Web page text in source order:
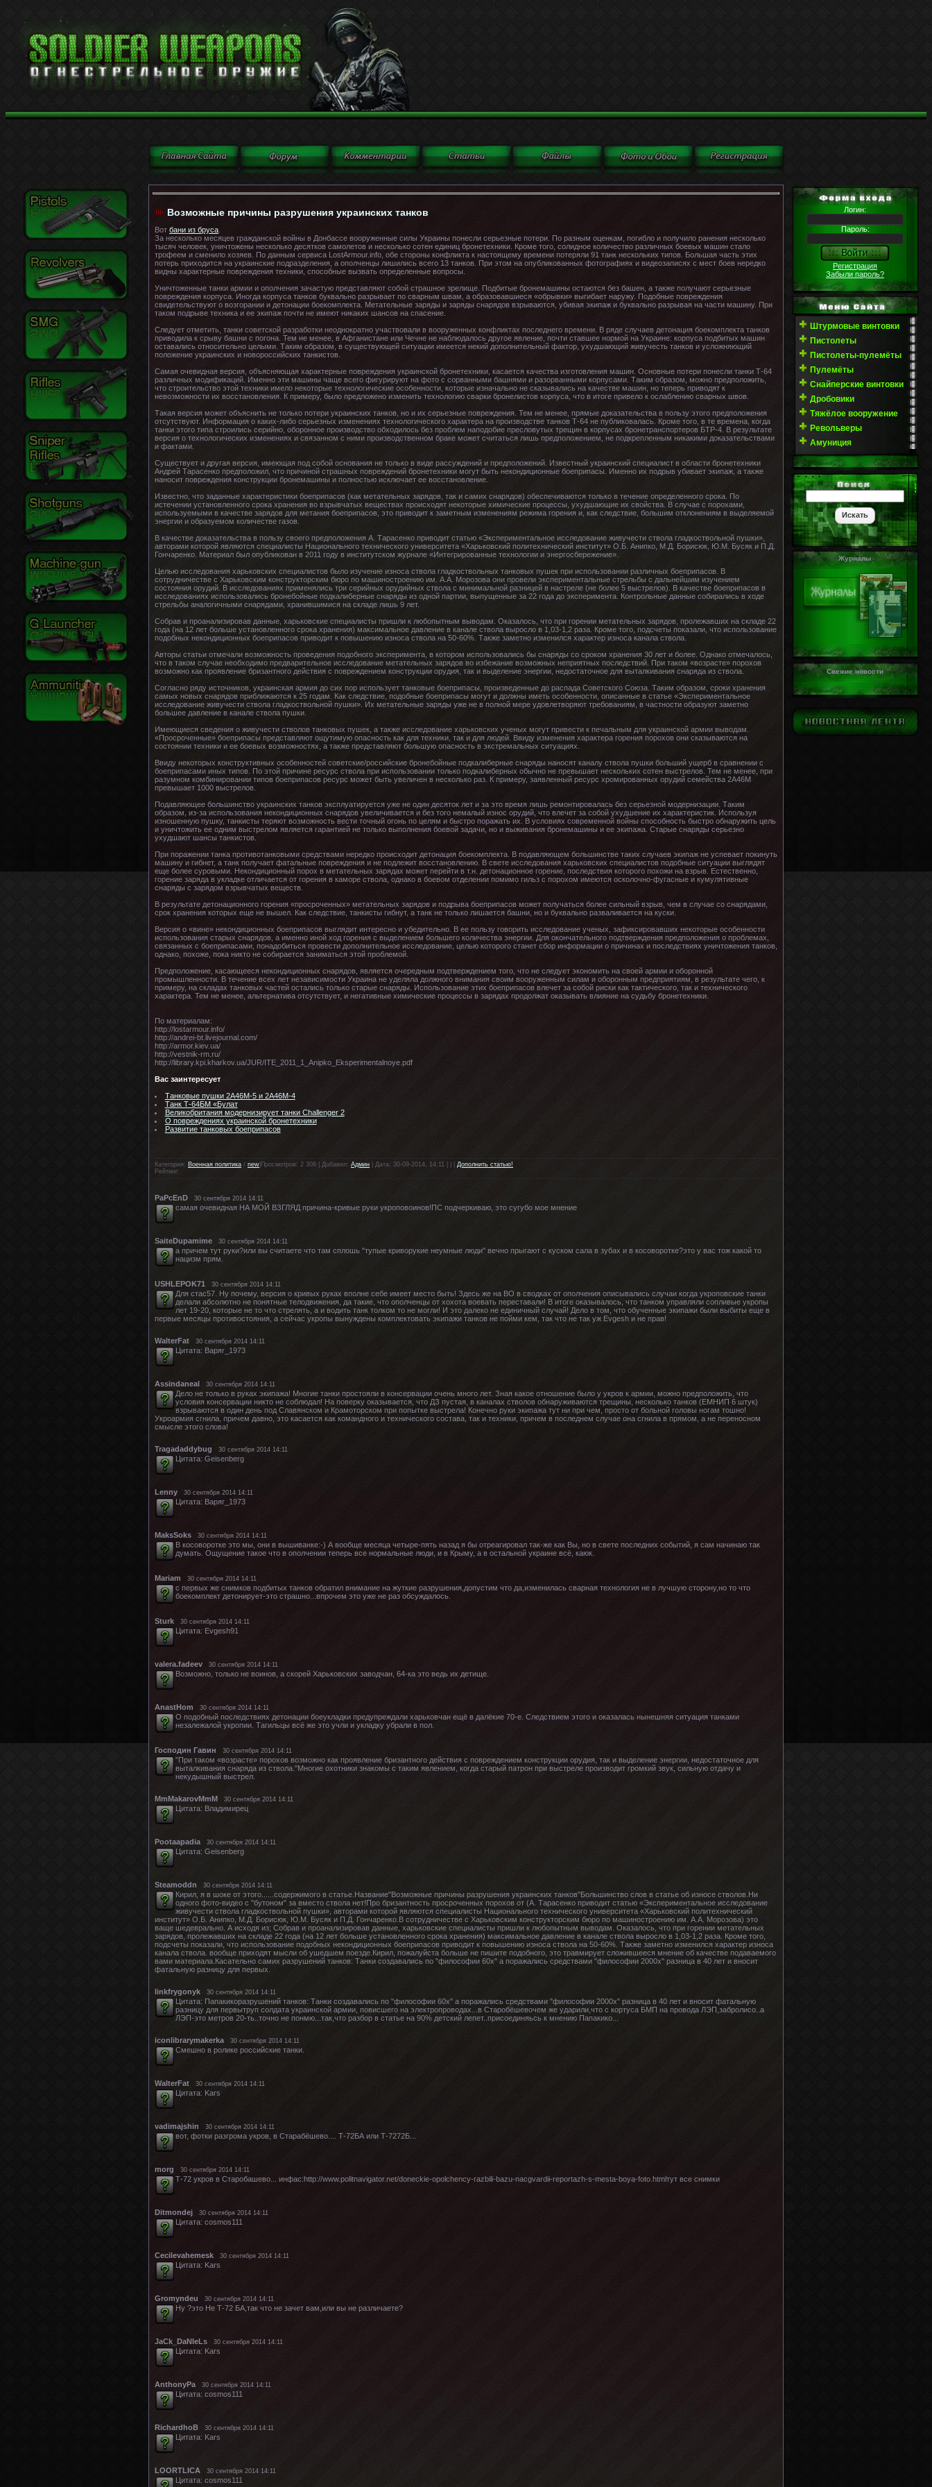
Возможные причины разрушения украинских танков
Вот бани из бруса.
За несколько месяцев гражданской войны в Донбассе вооруженные силы Украины понесли серьезные потери. По разным оценкам, погибло и получило ранения несколько
тысяч человек, уничтожены несколько десятков самолетов и несколько сотен единиц бронетехники. Кроме того, солидное количество различных боевых машин стало
трофеем и сменило хозяев. По данным сервиса LostArmour.info, обе стороны конфликта к настоящему времени потеряли 91 танк нескольких типов. Большая часть этих
потерь приходится на украинские подразделения, а ополченцы лишились всего 13 танков. При этом на опубликованных фотографиях и видеозаписях с мест боев нередко
видны характерные повреждения техники, способные вызвать определенные вопросы.
Уничтоженные танки армии и ополчения зачастую представляют собой страшное зрелище. Подбитые бронемашины остаются без башен, а также получают серьезные
повреждения корпуса. Иногда корпуса танков буквально разрывает по сварным швам, а образовавшиеся «обрывки» выгибает наружу. Подобные повреждения
свидетельствуют о возгорании и детонации боекомплекта. Метательные заряды и заряды снарядов взрываются, убивая экипаж и буквально разрывая на части машину. При
таком подрыве техника и ее экипаж почти не имеют никаких шансов на спасение.
Следует отметить, танки советской разработки неоднократно участвовали в вооруженных конфликтах последнего времени. В ряде случаев детонация боекомплекта танков
приводила к срыву башни с погона. Тем не менее, в Афганистане или Чечне не наблюдалось другое явление, почти ставшее нормой на Украине: корпуса подбитых машин
оставались относительно целыми. Таким образом, в существующей ситуации имеется некий дополнительный фактор, ухудшающий живучесть танков и усложняющий
положение украинских и новороссийских танкистов.
Самая очевидная версия, объясняющая характерные повреждения украинской бронетехники, касается качества изготовления машин. Основные потери понесли танки Т-64
различных модификаций. Именно эти машины чаще всего фигурируют на фото с сорванными башнями и разорванными корпусами. Таким образом, можно предположить,
что строительство этой техники имело некоторые технологические особенности, которые изначально не сказывались на качестве машин, но теперь приводят к
невозможности их восстановления. К примеру, было предложено изменить технологию сварки бронелистов корпуса, что в итоге привело к ослаблению сварных швов.
Такая версия может объяснить не только потери украинских танков, но и их серьезные повреждения. Тем не менее, прямые доказательства в пользу этого предположения
отсутствуют. Информация о каких-либо серьезных изменениях технологического характера на производстве танков Т-64 не публиковалась. Кроме того, в те времена, когда
танки этого типа строились серийно, оборонное производство обходилось без проблем наподобие пресловутых трещин в корпусах бронетранспортеров БТР-4. В результате
версия о технологических изменениях и связанном с ними производственном браке может считаться лишь предположением, не подкрепленным никакими доказательствами
и фактами.
Существует и другая версия, имеющая под собой основания не только в виде рассуждений и предположений. Известный украинский специалист в области бронетехники
Андрей Тарасенко предположил, что причиной страшных повреждений бронетехники могут быть некондиционные боеприпасы. Именно их подрыв убивает экипаж, а также
наносит повреждения конструкции бронемашины и полностью исключает ее восстановление.
Известно, что заданные характеристики боеприпасов (как метательных зарядов, так и самих снарядов) обеспечиваются только в течение определенного срока. По
истечении установленного срока хранения во взрывчатых веществах происходят некоторые химические процессы, ухудшающие их свойства. В случае с порохами,
используемыми в качестве зарядов для метания боеприпасов, это приводит к заметным изменениям режима горения и, как следствие, большим отклонениям в выделяемой
энергии и образуемом количестве газов.
В качестве доказательства в пользу своего предположения А. Тарасенко приводит статью «Экспериментальное исследование живучести ствола гладкоствольной пушки»,
авторами которой являются специалисты Национального технического университета «Харьковский политехнический институт» О.Б. Анипко, М.Д. Борисюк, Ю.М. Бусяк и П.Д.
Гончаренко. Материал был опубликован в 2011 году в институтском журнале «Интегрированные технологии и энергосбережение».
Целью исследования харьковских специалистов было изучение износа ствола гладкоствольных танковых пушек при использовании различных боеприпасов. В
сотрудничестве с Харьковским конструкторским бюро по машиностроению им. А.А. Морозова они провели экспериментальные стрельбы с дальнейшим изучением
состояния орудий. В исследованиях применялись три серийных орудийных ствола с минимальной разницей в настреле (не более 5 выстрелов). В качестве боеприпасов в
исследованиях использовались бронебойные подкалиберные снаряды из одной партии, выпущенные за 22 года до эксперимента. Контрольные данные собирались в ходе
стрельбы аналогичными снарядами, хранившимися на складе лишь 9 лет.
Собрав и проанализировав данные, харьковские специалисты пришли к любопытным выводам. Оказалось, что при горении метательных зарядов, пролежавших на складе 22
года (на 12 лет больше установленного срока хранения) максимальное давление в канале ствола выросло в 1,03-1,2 раза. Кроме того, подсчеты показали, что использование
подобных некондиционных боеприпасов приводит к повышению износа ствола на 50-60%. Также заметно изменился характер износа канала ствола.
Авторы статьи отмечали возможность проведения подобного эксперимента, в котором использовались бы снаряды со сроком хранения 30 лет и более. Однако отмечалось,
что в таком случае необходимо предварительное исследование метательных зарядов во избежание возможных неприятных последствий. При таком «возрасте» порохов
возможно как проявление бризантного действия с повреждением конструкции орудия, так и выделение энергии, недостаточное для выталкивания снаряда из ствола.
Согласно ряду источников, украинская армия до сих пор использует танковые боеприпасы, произведенные до распада Советского Союза. Таким образом, сроки хранения
самых новых снарядов приближаются к 25 годам. Как следствие, подобные боеприпасы могут и должны иметь особенности, описанные в статье «Экспериментальное
исследование живучести ствола гладкоствольной пушки». Их метательные заряды уже не в полной мере удовлетворяют требованиям, в частности образуют заметно
большее давление в канале ствола пушки.
Имеющиеся сведения о живучести стволов танковых пушек, а также исследование харьковских ученых могут привести к печальным для украинской армии выводам.
«Просроченные» боеприпасы представляют ощутимую опасность как для техники, так и для людей. Ввиду изменения характера горения порохов они сказываются на
состоянии техники и ее боевых возможностях, а также представляют большую опасность в экстремальных ситуациях.
Ввиду некоторых конструктивных особенностей советские/российские бронебойные подкалиберные снаряды наносят каналу ствола пушки больший ущерб в сравнении с
боеприпасами иных типов. По этой причине ресурс ствола при использовании только подкалиберных обычно не превышает нескольких сотен выстрелов. Тем не менее, при
разумном комбинировании типов боеприпасов ресурс может быть увеличен в несколько раз. К примеру, заявленный ресурс хромированных орудий семейства 2А46М
превышает 1000 выстрелов.
Подавляющее большинство украинских танков эксплуатируется уже не один десяток лет и за это время лишь ремонтировалась без серьезной модернизации. Таким
образом, из-за использования некондиционных снарядов увеличивается и без того немалый износ орудий, что влечет за собой ухудшение их характеристик. Используя
изношенную пушку, танкисты теряют возможность вести точный огонь по целям и быстро поражать их. В условиях современной войны способность быстро обнаружить цель
и уничтожить ее одним выстрелом является гарантией не только выполнения боевой задачи, но и выживания бронемашины и ее экипажа. Старые снаряды серьезно
ухудшают шансы танкистов.
При поражении танка противотанковыми средствами нередко происходит детонация боекомплекта. В подавляющем большинстве таких случаев экипаж не успевает покинуть
машину и гибнет, а танк получает фатальные повреждения и не подлежит восстановлению. В свете исследования харьковских специалистов подобные ситуации выглядят
еще более суровыми. Некондиционный порох в метательных зарядах может перейти в т.н. детонационное горение, последствия которого похожи на взрыв. Естественно,
горение заряда в укладке отличается от горения в каморе ствола, однако в боевом отделении помимо гильз с порохом имеются осколочно-фугасные и кумулятивные
снаряды с зарядом взрывчатых веществ.
В результате детонационного горения «просроченных» метательных зарядов и подрыва боеприпасов может получаться более сильный взрыв, чем в случае со снарядами,
срок хранения которых еще не вышел. Как следствие, танкисты гибнут, а танк не только лишается башни, но и буквально разваливается на куски.
Версия о «вине» некондиционных боеприпасов выглядит интересно и убедительно. В ее пользу говорить исследование ученых, зафиксировавших некоторые особенности
использования старых снарядов, а именно иной ход горения с выделением большего количества энергии. Для окончательного подтверждения предположения о проблемах,
связанных с боеприпасами, понадобиться провести дополнительное исследование, целью которого станет сбор информации о причинах и последствиях уничтожения танков,
однако, похоже, пока никто не собирается заниматься этой проблемой.
Предположение, касающееся некондиционных снарядов, является очередным подтверждением того, что не следует экономить на своей армии и оборонной
промышленности. В течение всех лет независимости Украина не уделяла должного внимания своим вооруженным силам и оборонным предприятиям, в результате чего, к
примеру, на складах танковых частей остались только старые снаряды. Использование этих боеприпасов влечет за собой риски как тактического, так и технического
характера. Тем не менее, альтернатива отсутствует, и негативные химические процессы в зарядах продолжат оказывать влияние на судьбу бронетехники.
По материалам:
http://lostarmour.info/
http://andrei-bt.livejournal.com/
http://armor.kiev.ua/
http://vestnik-rm.ru/
http://library.kpi.kharkov.ua/JUR/ITE_2011_1_Anipko_Eksperimentalnoye.pdf
Вас заинтересует
Танковые пушки 2А46М-5 и 2А46М-4
Танк Т-64БМ «Булат
Великобритания модернизирует танки Challenger 2
О повреждениях украинской бронетехники
Развитие танковых боеприпасов
Категория: Военная политика / new |Просмотров: 2 306 | Добавил: Админ | Дата: 30-09-2014, 14:11 | | | Дополнить статью!
Рейтинг:
PaPcEnD 30 сентября 2014 14:11
самая очевидная НА МОЙ ВЗГЛЯД причина-кривые руки укроповоинов!ПС подчеркиваю, это сугубо мое мнение
SaiteDupamime 30 сентября 2014 14:11
а причем тут руки?или вы считаете что там сплошь "тупые криворукие неумные люди" вечно прыгают с куском сала в зубах и в косоворотке?это у вас тож какой то
нацизм прям.
USHLEPOK71 30 сентября 2014 14:11
Для стас57. Ну почему, версия о кривых руках вполне себе имеет место быть! Здесь же на ВО в сводках от ополчения описывались случаи когда укроповские танки
делали абсолютно не понятные телодвижения, да такие, что ополченцы от хохота воевать переставали! В итоге оказывалось, что танком управляли сопливые укропы
лет 19-20, которые не то что стрелять, а и водить танк толком то не могли! И это далеко не единичный случай! Дело в том, что обученные экипажи были выбиты еще в
первые месяцы противостояния, а сейчас укропы вынуждены комплектовать экипажи танков не пойми кем, так что не так уж Evgesh и не прав!
WalterFat 30 сентября 2014 14:11
Цитата: Варяг_1973
Assindaneal 30 сентября 2014 14:11
Дело не только в руках экипажа! Многие танки простояли в консервации очень много лет. Зная какое отношение было у укров к армии, можно предположить, что
условия консервации никто не соблюдал! На поверку оказывается, что ДЗ пустая, в каналах стволов обнаруживаются трещины, несколько танков (ЕМНИП 6 штук)
взрываются в один день под Славянском и Крамоторском при попытке выстрела! Конечно руки экипажа тут ни при чем, просто от больной головы ногам тошно!
Укроармия сгнила, причем давно, это касается как командного и технического состава, так и техники, причем в последнем случае она сгнила в прямом, а не переносном
смысле этого слова!
Tragadaddybug 30 сентября 2014 14:11
Цитата: Geisenberg
Lenny 30 сентября 2014 14:11
Цитата: Варяг_1973
MaksSoks 30 сентября 2014 14:11
В косоворотке это мы, они в вышиванке:-) А вообще месяца четыре-пять назад я бы отреагировал так-же как Вы, но в свете последних событий, я сам начинаю так
думать. Ощущение такое что в ополчении теперь все нормальные люди, и в Крыму, а в остальной украине всё, каюк.
Mariam 30 сентября 2014 14:11
с первых же снимков подбитых танков обратил внимание на жуткие разрушения,допустим что да,изменилась сварная технология не в лучшую сторону,но то что
боекомплект детонирует-это страшно...впрочем это уже не раз обсуждалось.
Sturk 30 сентября 2014 14:11
Цитата: Evgesh91
valera.fadeev 30 сентября 2014 14:11
Возможно, только не воинов, а скорей Харьковских заводчан, 64-ка это ведь их детище.
AnastHom 30 сентября 2014 14:11
О подобный последствиях детонации боеукладки предупреждали харьковчан ещё в далёкие 70-е. Следствием этого и оказалась нынешняя ситуация танками
незалежалой укропии. Тагильцы всё же это учли и укладку убрали в пол.
Господин Гавин 30 сентября 2014 14:11
"При таком «возрасте» порохов возможно как проявление бризантного действия с повреждением конструкции орудия, так и выделение энергии, недостаточное для
выталкивания снаряда из ствола."Многие охотники знакомы с таким явлением, когда старый патрон при выстреле производит громкий звук, сильную отдачу и
некудышный выстрел.
MmMakarovMmM 30 сентября 2014 14:11
Цитата: Владимирец
Pootaapadia 30 сентября 2014 14:11
Цитата: Geisenberg
Steamoddn 30 сентября 2014 14:11
Кирил, я в шоке от этого......содержимого в статье.Название"Возможные причины разрушения украинских танков"Большинство слов в статье об износе стволов.Ни
одного фото-видео с "бутоном" за вместо ствола нет!Про бризантность просроченных порохов от (А. Тарасенко приводит статью «Экспериментальное исследование
живучести ствола гладкоствольной пушки», авторами которой являются специалисты Национального технического университета «Харьковский политехнический
институт» О.Б. Анипко, М.Д. Борисюк, Ю.М. Бусяк и П.Д. Гончаренко.В сотрудничестве с Харьковским конструкторским бюро по машиностроению им. А.А. Морозова) это
ваще шедеврально. А исходя из; Собрав и проанализировав данные, харьковские специалисты пришли к любопытным выводам. Оказалось, что при горении метательных
зарядов, пролежавших на складе 22 года (на 12 лет больше установленного срока хранения) максимальное давление в канале ствола выросло в 1,03-1,2 раза. Кроме того,
подсчеты показали, что использование подобных некондиционных боеприпасов приводит к повышению износа ствола на 50-60%. Также заметно изменился характер износа
канала ствола. вообще приходят мысли об ушедшем поезде.Кирил, пожалуйста больше не пишите подобного, это травмирует сложившееся мнение об качестве подаваемого
вами материала.Касательно самих разрушений танков: Танки создавались по "философии 60х" а поражались средствами "философии 2000х" разница в 40 лет и вносит
фатальную разницу для первых.
linkfrygonyk 30 сентября 2014 14:11
Цитата: Папакикоразрушений танков: Танки создавались по "философии 60х" а поражались средствами "философии 2000х" разница в 40 лет и вносит фатальную
разницу для первытруп солдата украинской армии, повисшего на электропроводах...в Старобёшевочем же ударили,что с кортуса БМП на провода ЛЭП,забролисо..а
ЛЭП-это метров 20-ть..точно не понмю...так,что разбор в статье на 90% детский лепет..присоединяьсь к мнению Папакико...
iconlibrarymakerka 30 сентября 2014 14:11
Смешно в ролике российские танки.
WalterFat 30 сентября 2014 14:11
Цитата: Kars
vadimajshin 30 сентября 2014 14:11
вот, фотки разгрома укров, в Старабёшево.... Т-72БА или Т-7272Б...
morg 30 сентября 2014 14:11
Т-72 укров в Старобашево... инфас:http://www.politnavigator.net/doneckie-opolchency-razbili-bazu-nacgvardii-reportazh-s-mesta-boya-foto.htmlтут все снимки
Ditmondej 30 сентября 2014 14:11
Цитата: cosmos111
Cecilevahemesk 30 сентября 2014 14:11
Цитата: Kars
Gromyndeu 30 сентября 2014 14:11
Ну ?это Не Т-72 БА,так что не зачет вам,или вы не различаете?
JaCk_DaNIeLs 30 сентября 2014 14:11
Цитата: Kars
AnthonyPa 30 сентября 2014 14:11
Цитата: cosmos111
RichardhoB 30 сентября 2014 14:11
Цитата: Kars
LOORTLICA 30 сентября 2014 14:11
Цитата: cosmos111
Логин:
Пароль:
Регистрация
Забыли пароль?
Штурмовые винтовки
Пистолеты
Пистолеты-пулемёты
Пулемёты
Снайперские винтовки
Дробовики
Тяжёлое вооружение
Револьверы
Амуниция
Журналы
Свежие новости